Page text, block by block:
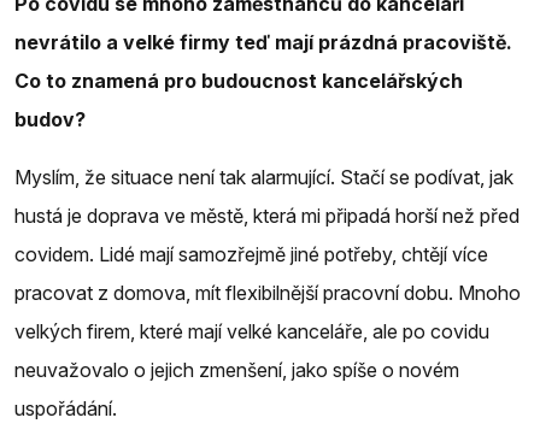
nevrátilo a velké firmy teď mají prázdná pracoviště.
Co to znamená pro budoucnost kancelářských
budov?
Myslím, že situace není tak alarmující. Stačí se podívat, jak
hustá je doprava ve městě, která mi připadá horší než před
covidem. Lidé mají samozřejmě jiné potřeby, chtějí více
pracovat z domova, mít flexibilnější pracovní dobu. Mnoho
velkých firem, které mají velké kanceláře, ale po covidu
neuvažovalo o jejich zmenšení, jako spíše o novém
uspořádání.